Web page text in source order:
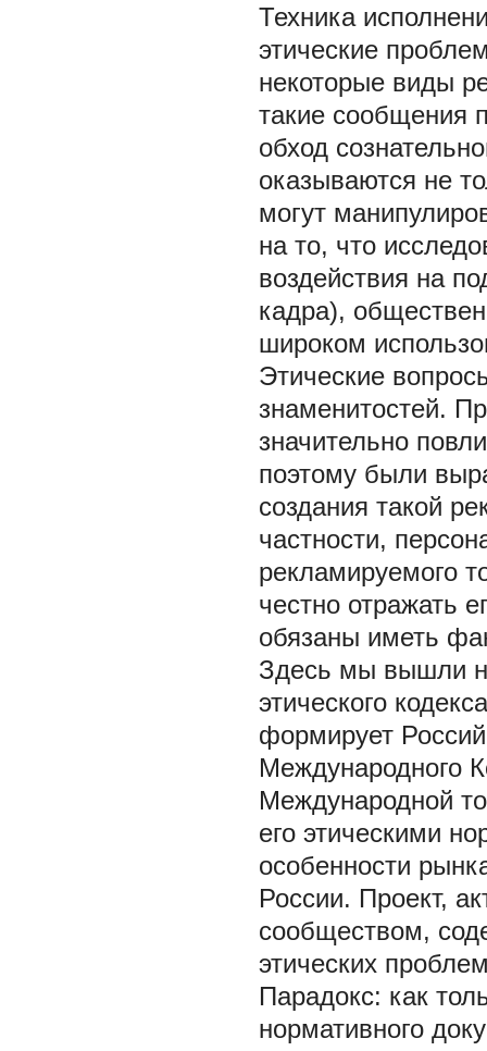
Техника
этические
некоторые виды
такие сообщения
обход
оказываются не
могут
на то, что
воздействия на
кадра),
широком
Этические
знаменитостей.
значительно
поэтому были
создания такой
частности,
рекламируемого
честно отражать
обязаны иметь
Здесь мы вышли
этического
формирует
Международного
Международной
его этическими
особенности
России. Проект,
сообществом,
этических
Парадокс: как
нормативного